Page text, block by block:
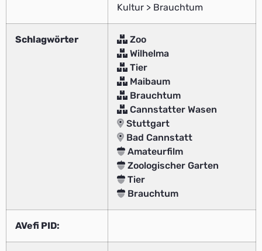
Kultur > Brauchtum
Schlagwörter
Zoo
Wilhelma
Tier
Maibaum
Brauchtum
Cannstatter Wasen
Stuttgart
Bad Cannstatt
Amateurfilm
Zoologischer Garten
Tier
Brauchtum
AVefi PID: